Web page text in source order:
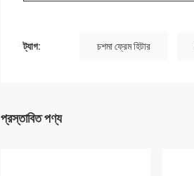
ট্যাগ: চশমা ফ্রেম হিটার
প্রস্তাবিত পণ্য